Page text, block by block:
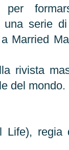
per
una serie
Married
rivista
del mondo.
Life), regia